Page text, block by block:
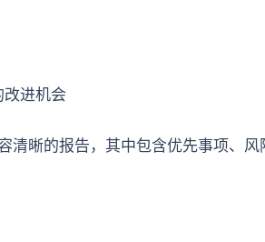
进机会
清晰的报告，其中包含优先事项、风